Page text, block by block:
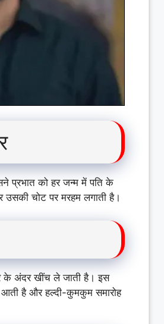
प्रभात को हर जन्म में पति के
चोट पर मरहम लगाती है।
के अंदर खींच ले जाती है। इस
आती है और हल्दी-कुमकुम समारोह